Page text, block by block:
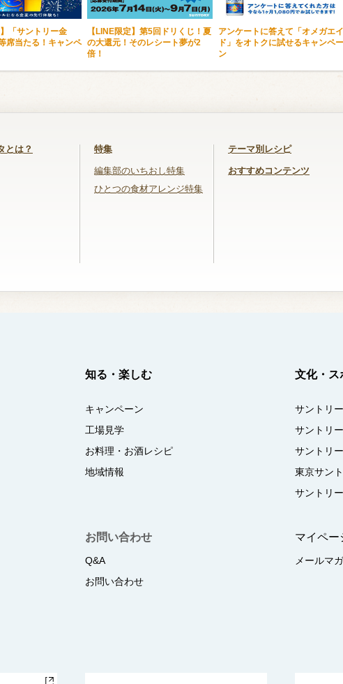
】「サントリー金
席当たる！キャンペ
【LINE限定】第5回ドリくじ！夏
の大還元！そのレシート夢が2
倍！
アンケートに答えて「オメガエイ
ド」をオトクに試せるキャンペー
ン
とは？ 特集
編集部のいちおし特集
ひとつの食材アレンジ特集
テーマ別レシピ
おすすめコンテンツ
知る・楽しむ
キャンペーン
工場見学
お料理・お酒レシピ
地域情報
文化・ス
サントリ
サントリ
サントリ
東京サン
サントリ
お問い合わせ
Q&A
お問い合わせ
マイペー
メールマ